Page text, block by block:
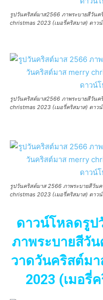
รูปวันคริสต์มาส2566 ภาพระบายสีวัน
christmas 2023 (เมอรี่คริสมาส) ดาว
รูปวันคริสต์มาส2566 ภาพระบายสีวัน
christmas 2023 (เมอรี่คริสมาส) ดาว
รูปวันคริสต์มาส 2566 ภาพระบายสีวัน
christmas 2023 (เมอรี่คริสมาส) ดาว
ดาวน์โหลดรูป
ภาพระบายสีวั
วาดวันคริสต์มา
2023 (เมอ